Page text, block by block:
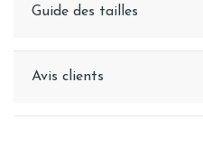
Guide des tailles
Avis clients